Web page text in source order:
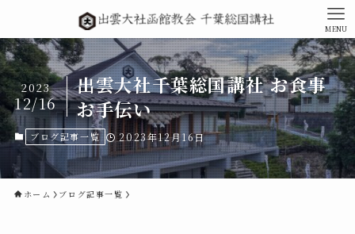
MENU
出雲大社千葉総国講社 お食事
お手伝い
2023
12/16
ブログ記事一覧 2023年12月16日
ホーム ブログ記事一覧